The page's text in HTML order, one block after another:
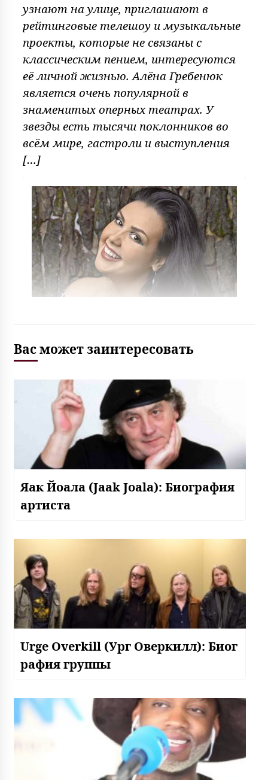
узнают на улице, приглашают в
рейтинговые телешоу и музыкальные
проекты, которые не связаны с
классическим пением, интересуются
её личной жизнью. Алёна Гребенюк
является очень популярной в
знаменитых оперных театрах. У
звезды есть тысячи поклонников во
всём мире, гастроли и выступления
[…]
Вас может заинтересовать
Яак Йоала (Jaak Joala): Биография
артиста
Urge Overkill (Ург Оверкилл): Биог
рафия группы